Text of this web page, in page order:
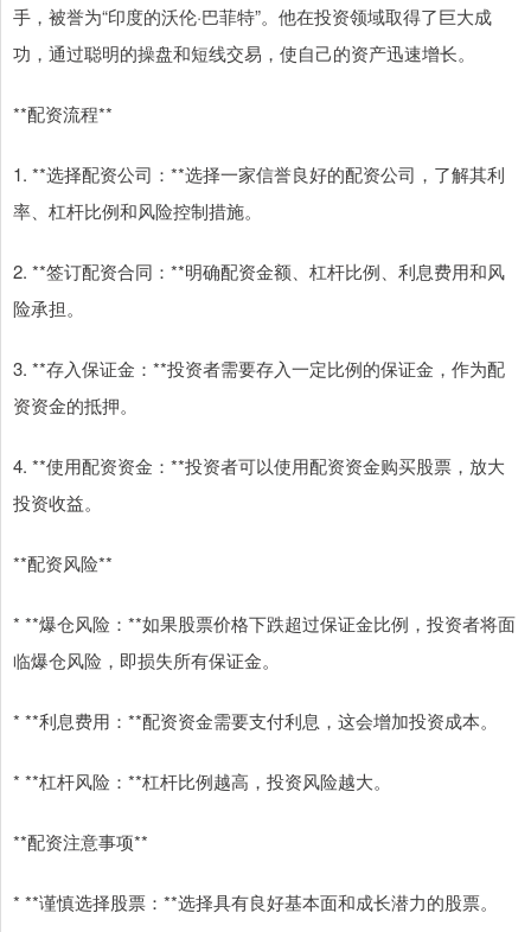
手，被誉为“印度的沃伦·巴菲特”。他在投资领域取得了巨大成
功，通过聪明的操盘和短线交易，使自己的资产迅速增长。
**配资流程**
1. **选择配资公司：**选择一家信誉良好的配资公司，了解其利
率、杠杆比例和风险控制措施。
2. **签订配资合同：**明确配资金额、杠杆比例、利息费用和风
险承担。
3. **存入保证金：**投资者需要存入一定比例的保证金，作为配
资资金的抵押。
4. **使用配资资金：**投资者可以使用配资资金购买股票，放大
投资收益。
**配资风险**
* **爆仓风险：**如果股票价格下跌超过保证金比例，投资者将面
临爆仓风险，即损失所有保证金。
* **利息费用：**配资资金需要支付利息，这会增加投资成本。
* **杠杆风险：**杠杆比例越高，投资风险越大。
**配资注意事项**
* **谨慎选择股票：**选择具有良好基本面和成长潜力的股票。